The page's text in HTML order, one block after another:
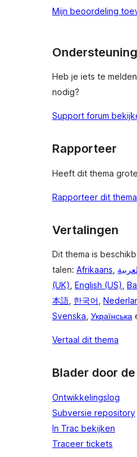
Mijn beoordeling
Ondersteuning
Heb je iets te
nodig?
Support forum
Rapporteer
Heeft dit thema
Rapporteer dit thema
Vertalingen
Dit thema is
talen: Afrikaans,
(UK), English (US),
本語, 한국어,
Svenska, Українська
Vertaal dit thema
Blader door
Ontwikkelingslog
Subversie repository
In Trac bekijken
Traceer tickets